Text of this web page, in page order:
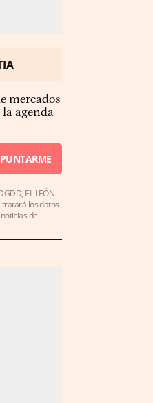
mercados
agenda
EL LEÓN
tratará los datos
de